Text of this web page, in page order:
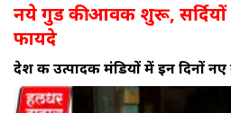
नये गुड की आवक शुरू,
फायदे
देश की उत्पादक मंडियों में इन दिनों